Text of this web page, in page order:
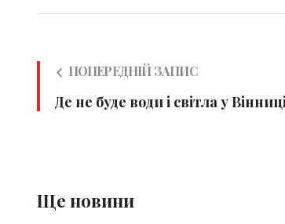
ПОПЕРЕДНІЙ ЗАПИС
Де не буде води і світла у
Ще новини